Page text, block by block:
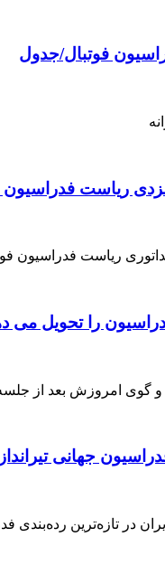
فوتبال/جدول
ریاست فدراسیون
را تحویل می
گوی امروزش بعد از جلسه
جهانی
در تازه‌ترین